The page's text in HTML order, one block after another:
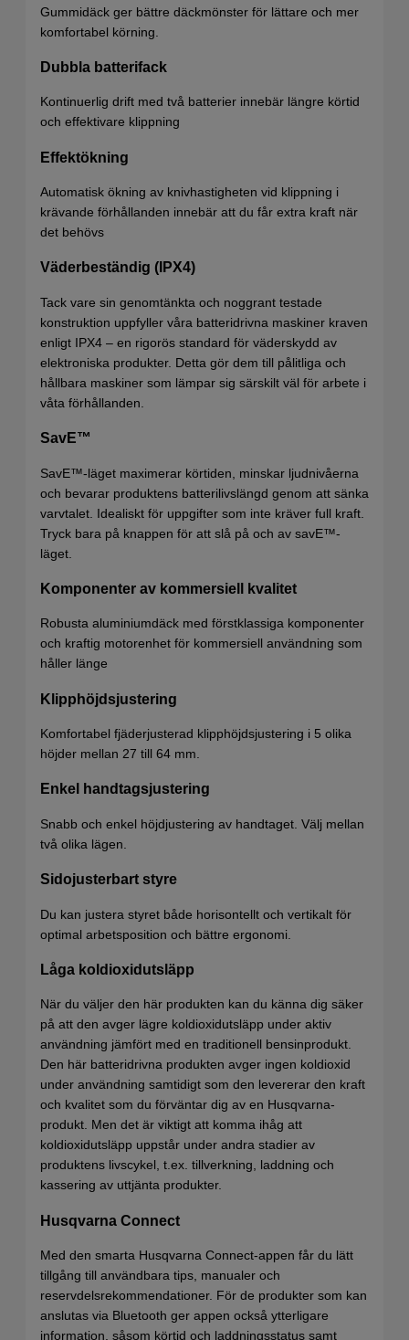
Gummidäck ger bättre däckmönster för lättare och mer
komfortabel körning.
Dubbla batterifack
Kontinuerlig drift med två batterier innebär längre körtid
och effektivare klippning
Effektökning
Automatisk ökning av knivhastigheten vid klippning i
krävande förhållanden innebär att du får extra kraft när
det behövs
Väderbeständig (IPX4)
Tack vare sin genomtänkta och noggrant testade
konstruktion uppfyller våra batteridrivna maskiner kraven
enligt IPX4 – en rigorös standard för väderskydd av
elektroniska produkter. Detta gör dem till pålitliga och
hållbara maskiner som lämpar sig särskilt väl för arbete i
våta förhållanden.
SavE™
SavE™-läget maximerar körtiden, minskar ljudnivåerna
och bevarar produktens batterilivslängd genom att sänka
varvtalet. Idealiskt för uppgifter som inte kräver full kraft.
Tryck bara på knappen för att slå på och av savE™-
läget.
Komponenter av kommersiell kvalitet
Robusta aluminiumdäck med förstklassiga komponenter
och kraftig motorenhet för kommersiell användning som
håller länge
Klipphöjdsjustering
Komfortabel fjäderjusterad klipphöjdsjustering i 5 olika
höjder mellan 27 till 64 mm.
Enkel handtagsjustering
Snabb och enkel höjdjustering av handtaget. Välj mellan
två olika lägen.
Sidojusterbart styre
Du kan justera styret både horisontellt och vertikalt för
optimal arbetsposition och bättre ergonomi.
Låga koldioxidutsläpp
När du väljer den här produkten kan du känna dig säker
på att den avger lägre koldioxidutsläpp under aktiv
användning jämfört med en traditionell bensinprodukt.
Den här batteridrivna produkten avger ingen koldioxid
under användning samtidigt som den levererar den kraft
och kvalitet som du förväntar dig av en Husqvarna-
produkt. Men det är viktigt att komma ihåg att
koldioxidutsläpp uppstår under andra stadier av
produktens livscykel, t.ex. tillverkning, laddning och
kassering av uttjänta produkter.
Husqvarna Connect
Med den smarta Husqvarna Connect-appen får du lätt
tillgång till användbara tips, manualer och
reservdelsrekommendationer. För de produkter som kan
anslutas via Bluetooth ger appen också ytterligare
information, såsom körtid och laddningsstatus samt